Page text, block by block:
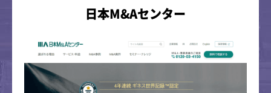
日本M&Aセンター